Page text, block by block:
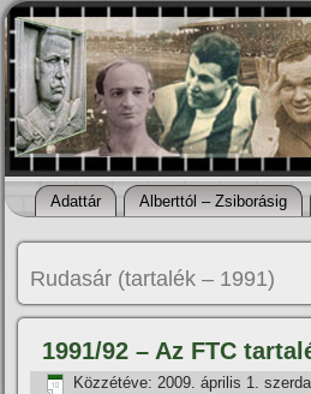
Adattár Alberttól – Zsiborásig
Rudasár (tartalék – 1991)
1991/92 – Az FTC
Közzétéve: 2009. április 1. szerda